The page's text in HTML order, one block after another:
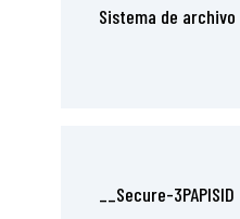
Sistema de archivo
__Secure-3PAPISID